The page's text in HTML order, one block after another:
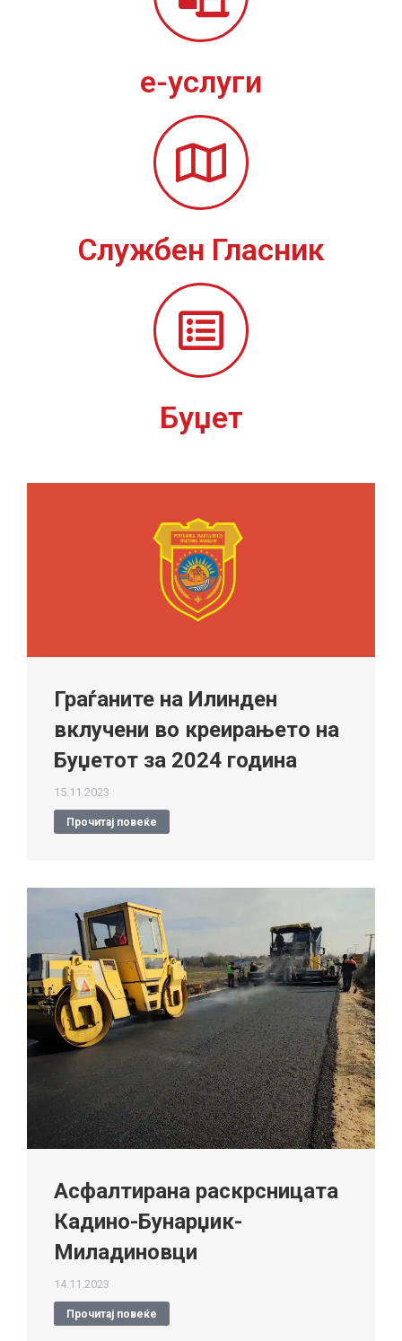
е-услуги
Службен Гласник
Буџет
Граѓаните на Илинден
вклучени во креирањето на
Буџетот за 2024 година
15.11.2023
Прочитај повеќе
Асфалтирана раскрсницата
Кадино-Бунарџик-
Миладиновци
14.11.2023
Прочитај повеќе